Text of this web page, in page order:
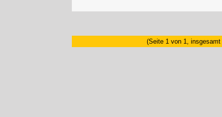
(Seite 1 von 1, insgesamt